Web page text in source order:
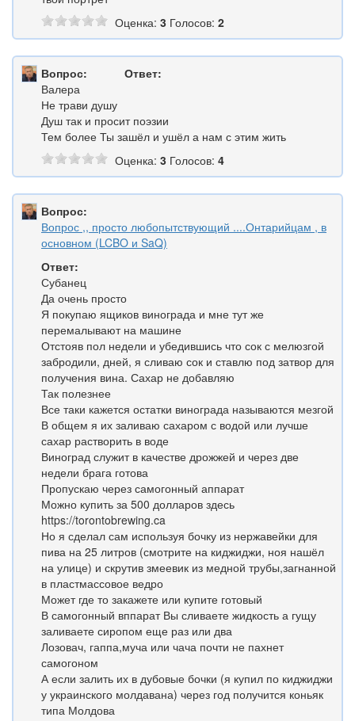
Оценка: 3 Голосов: 2
Вопрос:
Ответ:
Валера
Не трави душу
Душ так и просит поэзии
Тем более Ты зашёл и ушёл а нам с этим жить
Оценка: 3 Голосов: 4
Вопрос:
Вопрос ,, просто любопытствующий ....Онтарийцам , в
основном (LCBO и SaQ)
Ответ:
Субанец
Да очень просто
Я покупаю ящиков винограда и мне тут же
перемалывают на машине
Отстояв пол недели и убедившись что сок с мелюзгой
забродили, дней, я сливаю сок и ставлю под затвор для
получения вина. Сахар не добавляю
Так полезнее
Все таки кажется остатки винограда называются мезгой
В общем я их заливаю сахаром с водой или лучше
сахар растворить в воде
Виноград служит в качестве дрожжей и через две
недели брага готова
Пропускаю через самогонный аппарат
Можно купить за 500 долларов здесь
https://torontobrewing.ca
Но я сделал сам используя бочку из нержавейки для
пива на 25 литров (смотрите на киджиджи, ноя нашёл
на улице) и скрутив змеевик из медной трубы,загнанной
в пластмассовое ведро
Может где то закажете или купите готовый
В самогонный вппарат Вы сливаете жидкость а гущу
заливаете сиропом еще раз или два
Лозовач, гаппа,муча или чача почти не пахнет
самогоном
А если залить их в дубовые бочки (я купил по киджиджи
у украинского молдавана) через год получится коньяк
типа Молдова